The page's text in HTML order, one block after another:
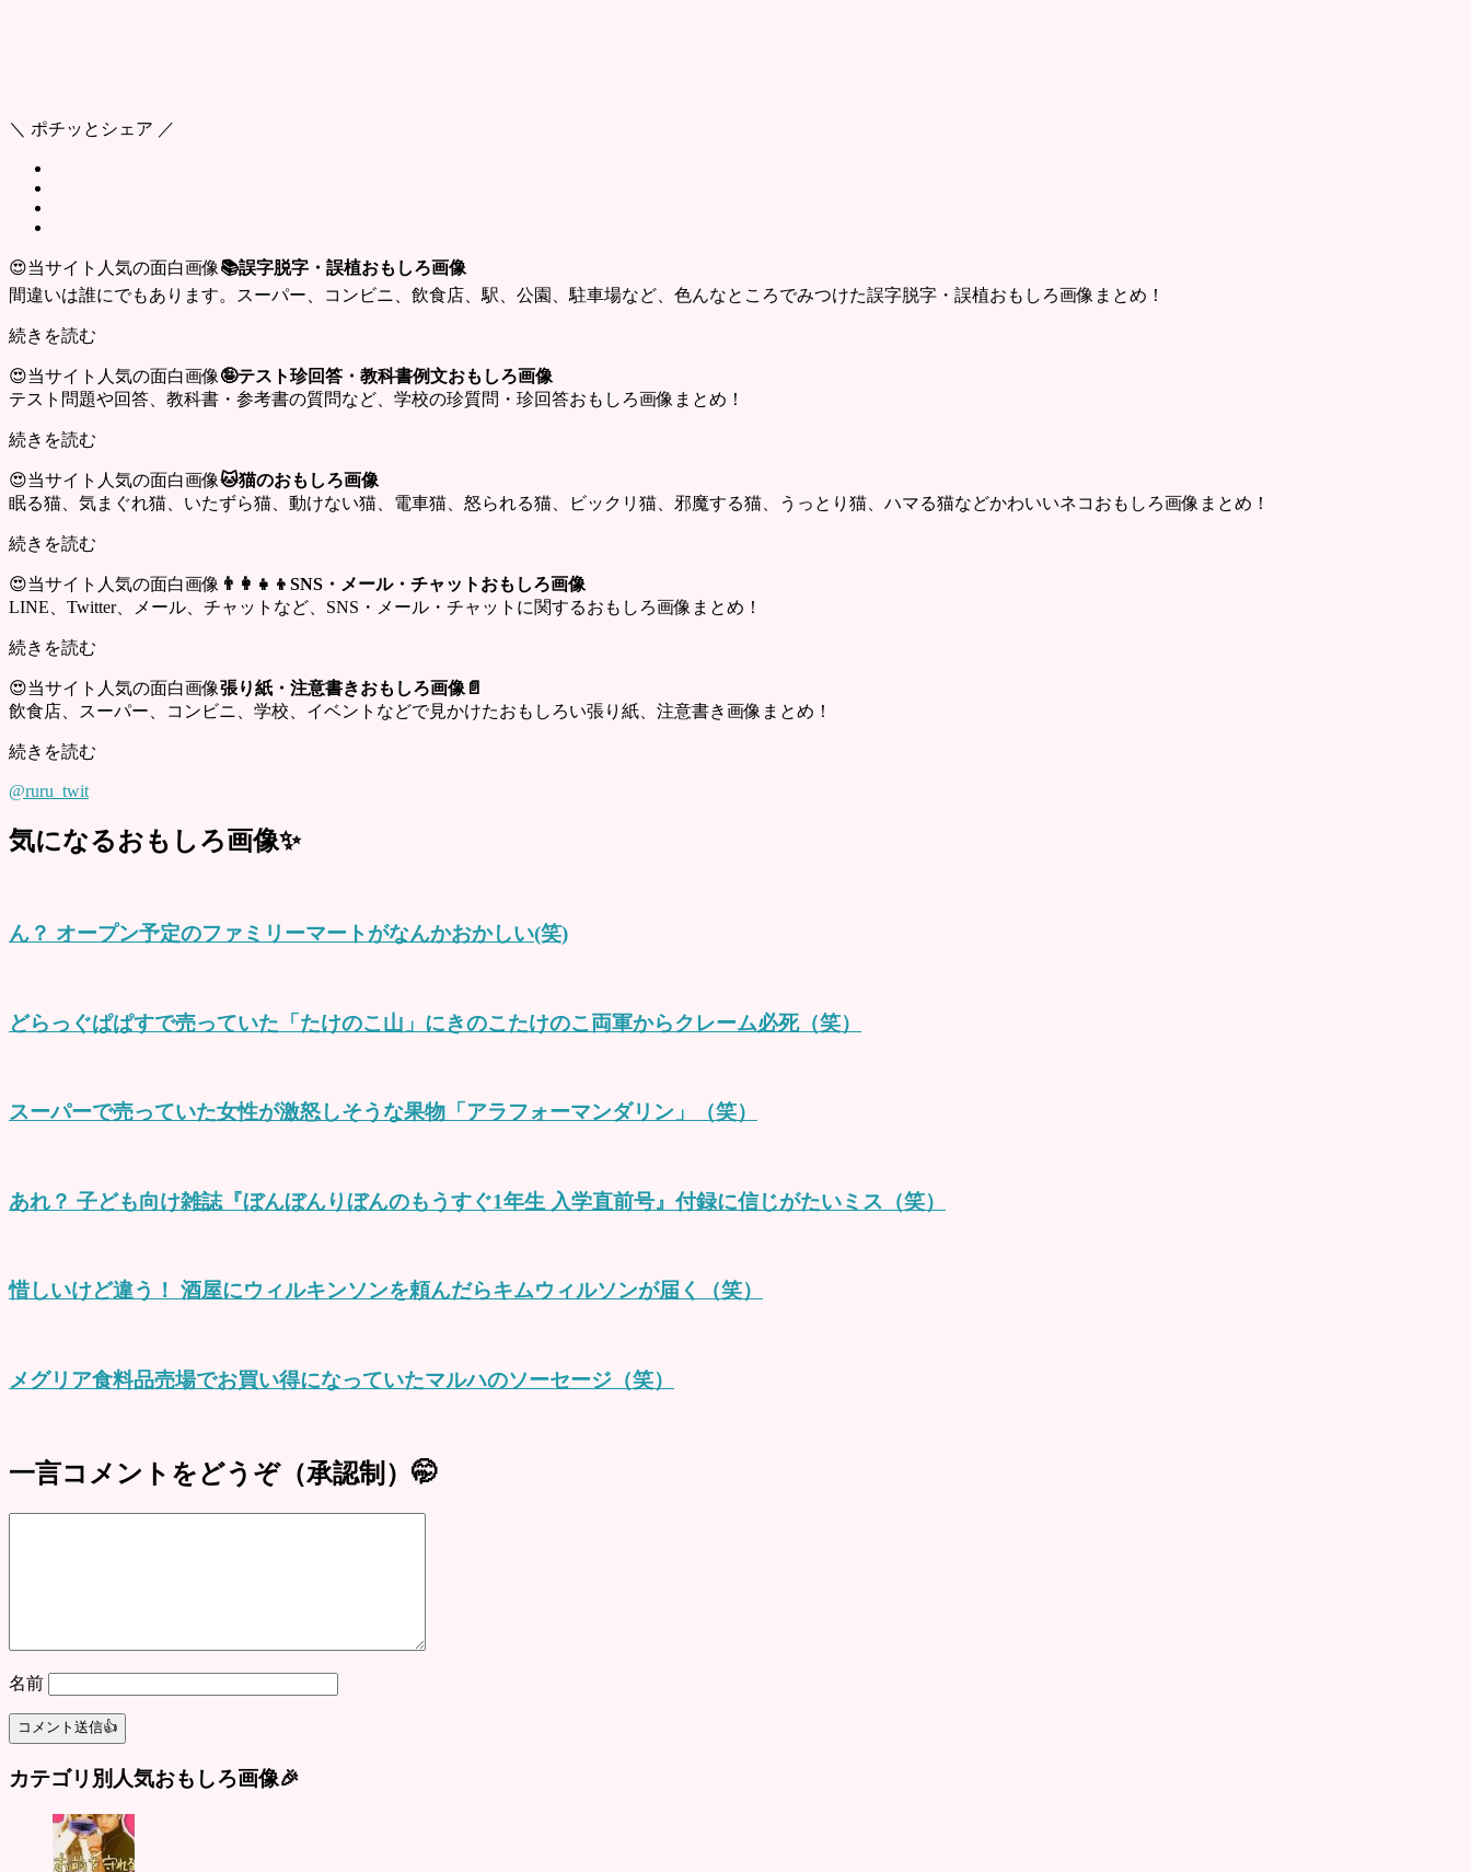
＼ ポチッとシェア ／
😍当サイト人気の面白画像📚誤字脱字・誤植おもしろ画像
間違いは誰にでもあります。スーパー、コンビニ、飲食店、駅、公園、駐車場など、色んなところでみつけた誤字脱字・誤植おもしろ画像まとめ！
続きを読む
😍当サイト人気の面白画像🤪テスト珍回答・教科書例文おもしろ画像
テスト問題や回答、教科書・参考書の質問など、学校の珍質問・珍回答おもしろ画像まとめ！
続きを読む
😍当サイト人気の面白画像🐱猫のおもしろ画像
眠る猫、気まぐれ猫、いたずら猫、動けない猫、電車猫、怒られる猫、ビックリ猫、邪魔する猫、うっとり猫、ハマる猫などかわいいネコおもしろ画像まとめ！
続きを読む
😍当サイト人気の面白画像 👨‍👩‍👧‍👦SNS・メール・チャットおもしろ画像
LINE、Twitter、メール、チャットなど、SNS・メール・チャットに関するおもしろ画像まとめ！
続きを読む
😍当サイト人気の面白画像張り紙・注意書きおもしろ画像📄
飲食店、スーパー、コンビニ、学校、イベントなどで見かけたおもしろい張り紙、注意書き画像まとめ！
続きを読む
@ruru_twit
気になるおもしろ画像✨
ん？ オープン予定のファミリーマートがなんかおかしい(笑)
どらっぐぱぱすで売っていた「たけのこ山」にきのこたけのこ両軍からクレーム必死（笑）
スーパーで売っていた女性が激怒しそうな果物「アラフォーマンダリン」（笑）
あれ？ 子ども向け雑誌『ぼんぼんりぼんのもうすぐ1年生 入学直前号』付録に信じがたいミス（笑）
惜しいけど違う！ 酒屋にウィルキンソンを頼んだらキムウィルソンが届く（笑）
メグリア食料品売場でお買い得になっていたマルハのソーセージ（笑）
一言コメントをどうぞ（承認制）🤭
名前
カテゴリ別人気おもしろ画像🎉